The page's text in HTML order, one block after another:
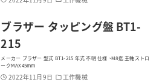
ブラザー タッピング盤 BT1-
215
メーカー ブラザー 型式 BT1-215 年式 不明 仕様 ~M8迄 主軸ストロ
ークMAX45mm
2022年11月9日 工作機械